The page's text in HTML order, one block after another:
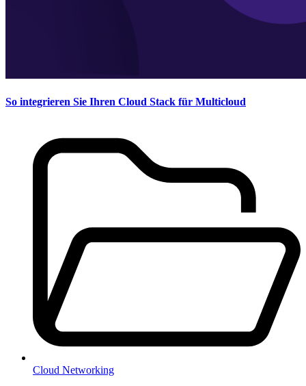
So integrieren Sie Ihren Cloud Stack für Multicloud
Cloud Networking